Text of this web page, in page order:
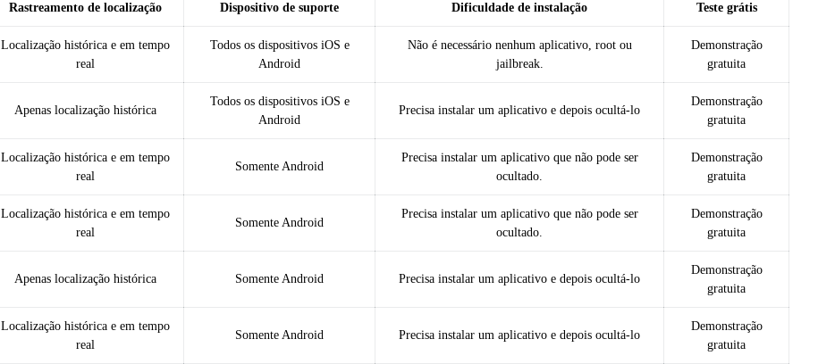
Rastreamento de localização Dispositivo de suporte Dificuldade de instalação Teste grátis
Localização histórica e em tempo
real
Todos os dispositivos iOS e
Android
Não é necessário nenhum aplicativo, root ou
jailbreak.
Demonstração
gratuita
Apenas localização histórica
Todos os dispositivos iOS e
Android
Precisa instalar um aplicativo e depois ocultá-lo
Demonstração
gratuita
Localização histórica e em tempo
real
Somente Android
Precisa instalar um aplicativo que não pode ser
ocultado.
Demonstração
gratuita
Localização histórica e em tempo
real
Somente Android
Precisa instalar um aplicativo que não pode ser
ocultado.
Demonstração
gratuita
Apenas localização histórica Somente Android Precisa instalar um aplicativo e depois ocultá-lo
Demonstração
gratuita
Localização histórica e em tempo
real
Somente Android Precisa instalar um aplicativo e depois ocultá-lo
Demonstração
gratuita